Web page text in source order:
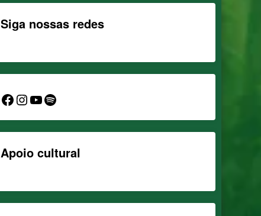
Siga nossas redes
Facebook
Instagram
YouTube
Spotify
Apoio cultural